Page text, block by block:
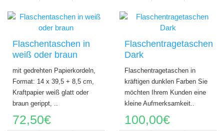
Flaschentaschen in
weiß oder braun
mit gedrehten Papierkordeln,
Format: 14 x 39,5 + 8,5 cm,
Kraftpapier weiß glatt oder
braun gerippt, ..
72,50€
Flaschentragetaschen
Dark
Flaschentragetaschen in
kräftigen dunklen Farben Sie
möchten Ihrem Kunden eine
kleine Aufmerksamkeit..
100,00€